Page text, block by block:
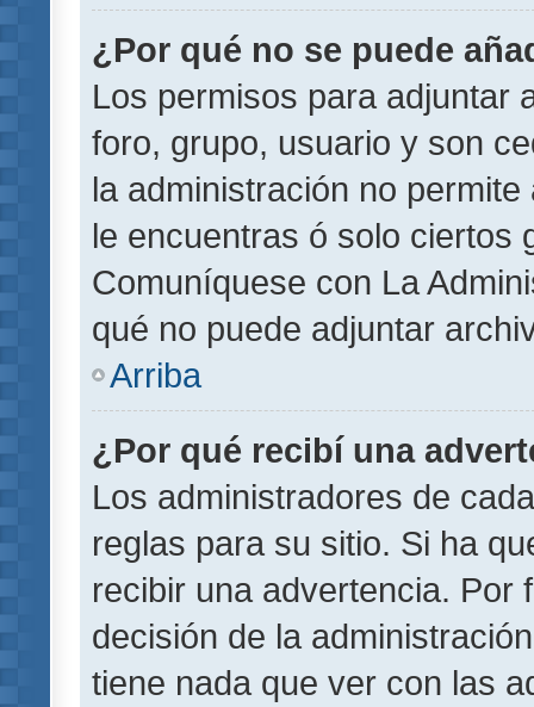
¿Por qué no se puede
Los permisos para adjuntar
foro, grupo, usuario y son
la administración no
le encuentras ó solo ciertos
Comuníquese con La
qué no puede adjuntar
Arriba
¿Por qué recibí una
Los administradores de
reglas para su sitio. Si ha
recibir una advertencia. Por
decisión de la
tiene nada que ver con las